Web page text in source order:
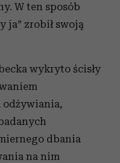
W ten sposób
ja” zrobił swoją
wykryto ścisły
odżywiania,
dbania
na nim